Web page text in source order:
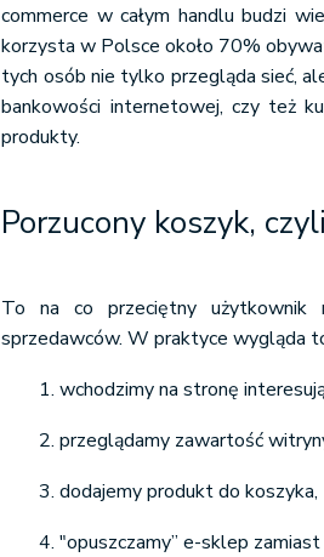
commerce w całym handlu budzi
korzysta w Polsce około 70%
tych osób nie tylko przegląda sieć,
bankowości internetowej, czy też
produkty.
Porzucony koszyk,
To na co przeciętny
sprzedawców. W praktyce wygląda
wchodzimy na stronę
przeglądamy zawartość
dodajemy produkt do koszyka,
"opuszczamy” e-sklep